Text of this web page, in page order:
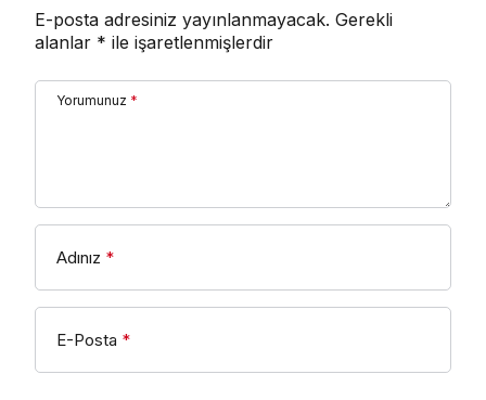
E-posta adresiniz yayınlanmayacak. Gerekli
alanlar * ile işaretlenmişlerdir
Yorumunuz *
Adınız *
E-Posta *